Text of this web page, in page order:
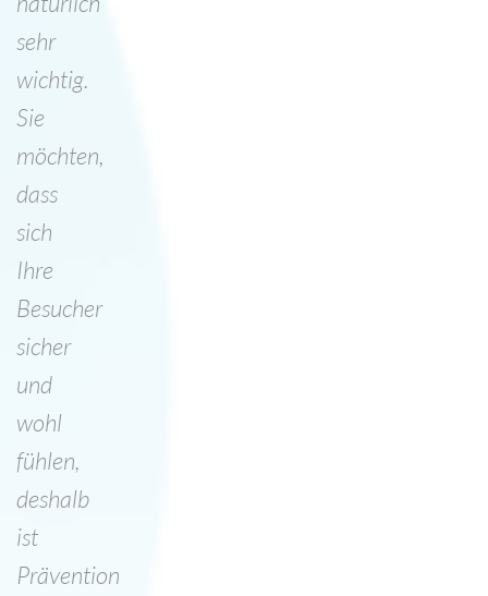
sehr
wichtig.
Sie
möchten,
dass
sich
Ihre
Besucher
sicher
und
wohl
fühlen,
deshalb
ist
Prävention